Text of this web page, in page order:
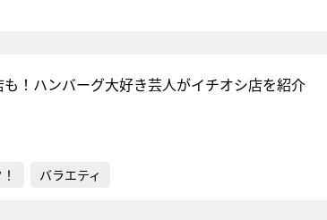
！ハンバーグ大好き芸人がイチオシ店を紹介
バラエティ